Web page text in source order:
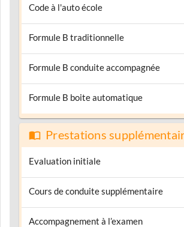
Code à l'auto école
Formule B traditionnelle
Formule B conduite accompagnée
Formule B boite automatique
Prestations
Evaluation initiale
Cours de conduite supplémentaire
Accompagnement à l’examen